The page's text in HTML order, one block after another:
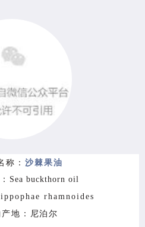
称： 沙棘果油
Sea buckthorn oil
rhamnoides
地： 尼泊尔